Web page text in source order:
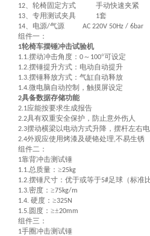
12、轮椅固定方式 手动快速夹紧
13、专用测试夹具 1套
14、电源/气源 AC 220V 50Hz / 6bar
组件一：
1轮椅车摆锤冲击试验机
1.1.摆动冲击角度： 0～ 100°可设定
1.2.摆锤提升方式：电动自动提升
1.3.摆锤释放方式：气缸自动释放
1.4.微电脑自动控制，触摸屏设定
2具备数据存储功能
2.1应能按要求生成报告
2.2具有双重安全保护，防止意外伤人
2.3摆动横梁以电动方式升降，摆杆左右
2.4外观应使用烤漆及硬铬处理,不易生锈
组件二：
1靠背冲击测试锤
1.1.总质量：≥25kg
1.2.摆锤尺寸：优于或等于5#足球（标准
1.3.密度：≥75kg/m
1.4. 硬度：≥325N
1.5. 圆度：≥±20mm
组件三：
1手圈冲击测试锤